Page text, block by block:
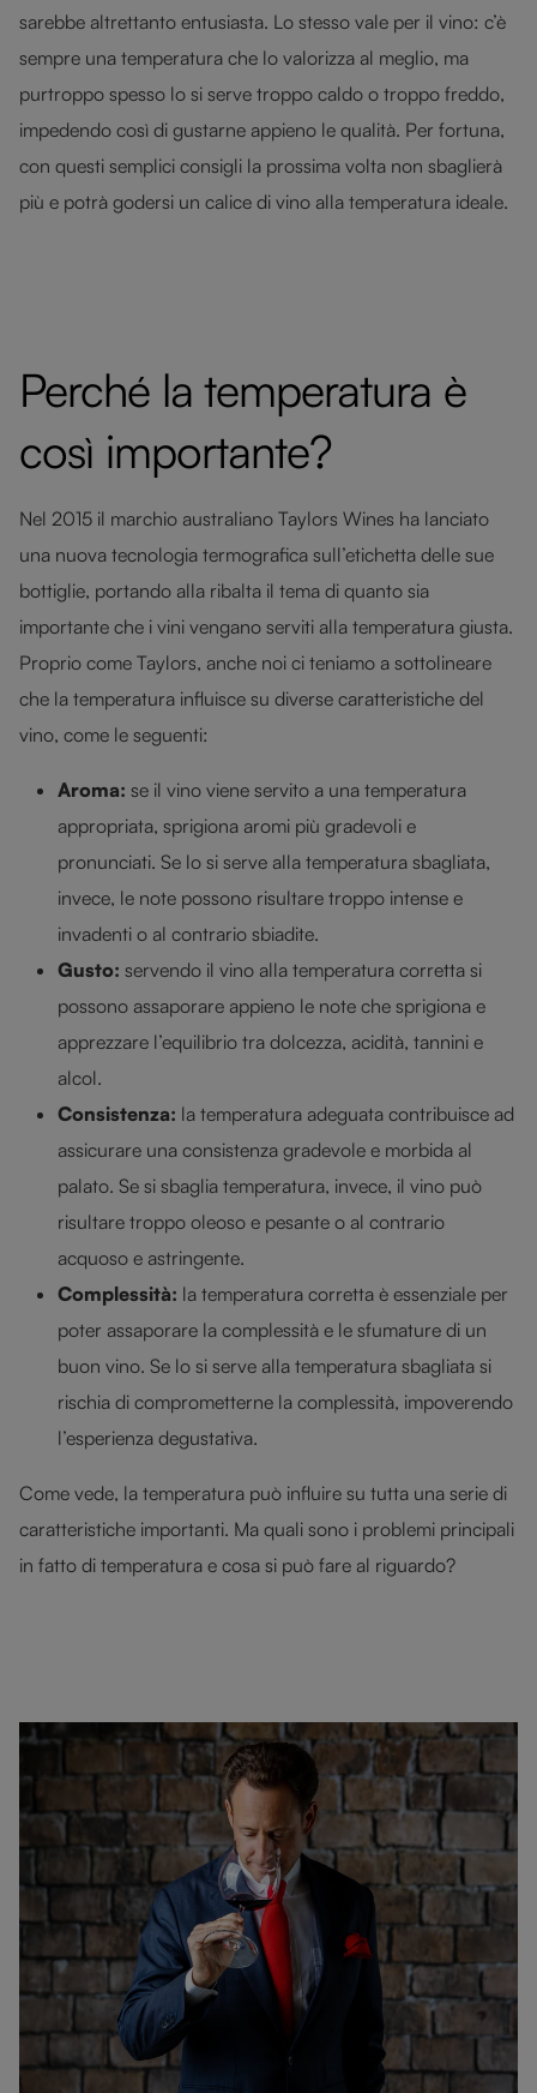
sarebbe altrettanto entusiasta. Lo stesso vale per il vino: c’è
sempre una temperatura che lo valorizza al meglio, ma
purtroppo spesso lo si serve troppo caldo o troppo freddo,
impedendo così di gustarne appieno le qualità. Per fortuna,
con questi semplici consigli la prossima volta non sbaglierà
più e potrà godersi un calice di vino alla temperatura ideale.
Perché la temperatura è
così importante?
Nel 2015 il marchio australiano Taylors Wines ha lanciato
una nuova tecnologia termografica sull’etichetta delle sue
bottiglie, portando alla ribalta il tema di quanto sia
importante che i vini vengano serviti alla temperatura giusta.
Proprio come Taylors, anche noi ci teniamo a sottolineare
che la temperatura influisce su diverse caratteristiche del
vino, come le seguenti:
Aroma: se il vino viene servito a una temperatura
appropriata, sprigiona aromi più gradevoli e
pronunciati. Se lo si serve alla temperatura sbagliata,
invece, le note possono risultare troppo intense e
invadenti o al contrario sbiadite.
Gusto: servendo il vino alla temperatura corretta si
possono assaporare appieno le note che sprigiona e
apprezzare l’equilibrio tra dolcezza, acidità, tannini e
alcol.
Consistenza: la temperatura adeguata contribuisce ad
assicurare una consistenza gradevole e morbida al
palato. Se si sbaglia temperatura, invece, il vino può
risultare troppo oleoso e pesante o al contrario
acquoso e astringente.
Complessità: la temperatura corretta è essenziale per
poter assaporare la complessità e le sfumature di un
buon vino. Se lo si serve alla temperatura sbagliata si
rischia di comprometterne la complessità, impoverendo
l’esperienza degustativa.
Come vede, la temperatura può influire su tutta una serie di
caratteristiche importanti. Ma quali sono i problemi principali
in fatto di temperatura e cosa si può fare al riguardo?